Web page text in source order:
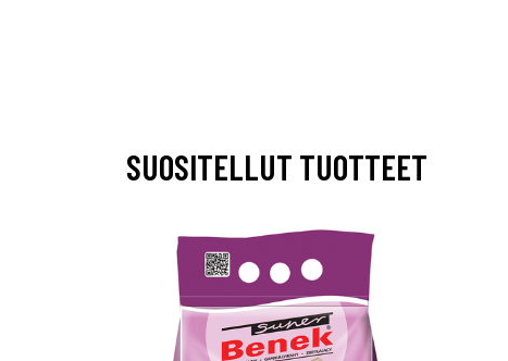
SUOSITELLUT TUOTTEET